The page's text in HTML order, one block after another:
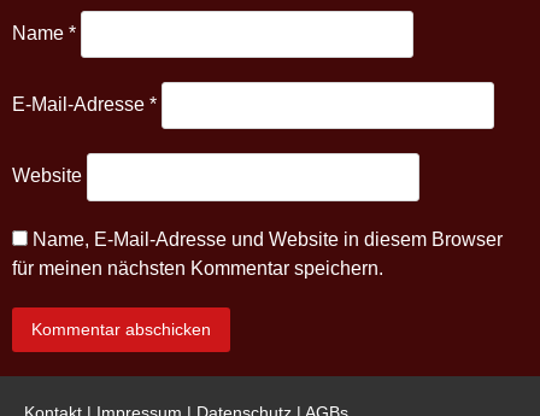
Name *
E-Mail-Adresse *
Website
Name, E-Mail-Adresse und Website in diesem Browser
für meinen nächsten Kommentar speichern.
Kontakt | Impressum | Datenschutz | AGBs